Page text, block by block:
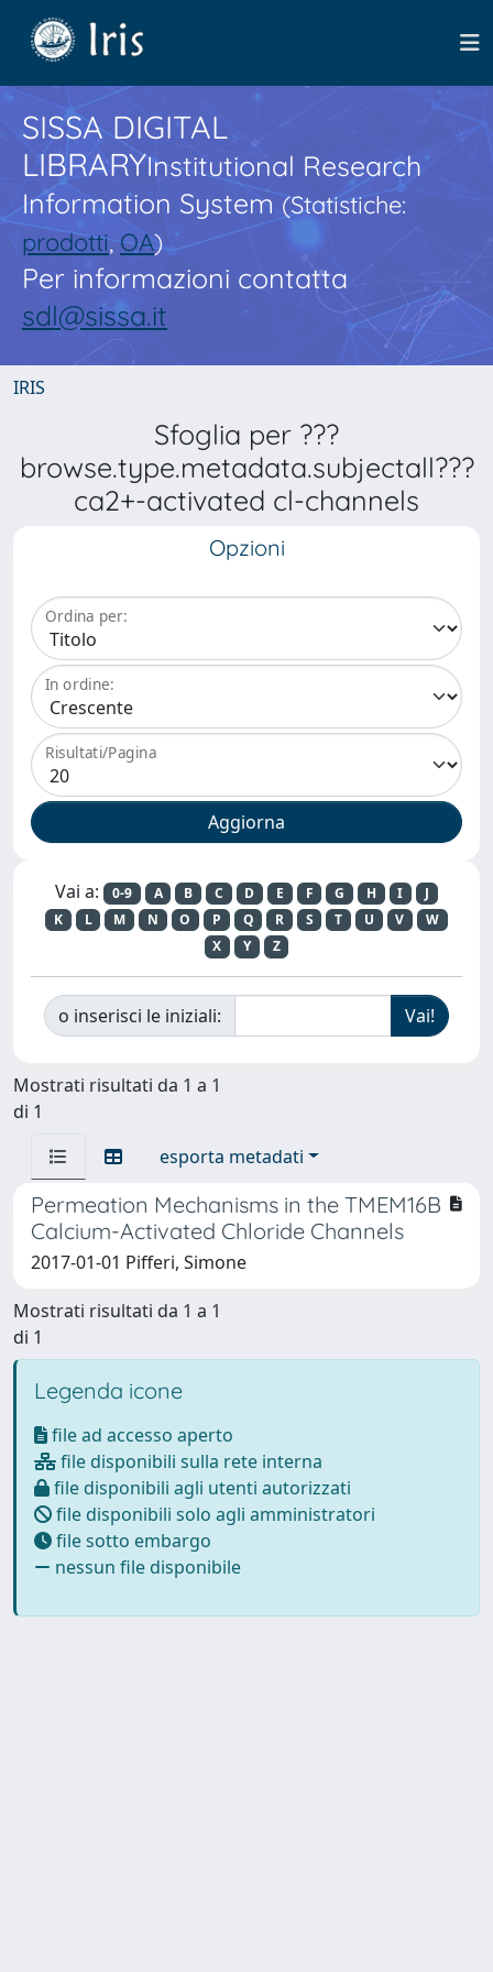
SISSA DIGITAL
LIBRARYInstitutional Research
Information System(Statistiche:
prodotti,OA)
Per informazioni contatta
sdl@sissa.it
IRIS
Sfoglia per ???
browse.type.metadata.subjectall???
ca2+-activated cl-channels
Opzioni
Ordina per:
In ordine:
Risultati/Pagina
Vai a: 0-9 A B C D E F G H I
J
K
L M N O P Q R S T U V
W
X
Y Z
o inserisci le iniziali:
Mostrati risultati da 1 a 1
di 1
esporta metadati
Permeation Mechanisms in the TMEM16B
Calcium-Activated Chloride Channels
2017-01-01 Pifferi, Simone
Mostrati risultati da 1 a 1
di 1
Legenda icone
file ad accesso aperto
file disponibili sulla rete interna
file disponibili agli utenti autorizzati
file disponibili solo agli amministratori
file sotto embargo
nessun file disponibile